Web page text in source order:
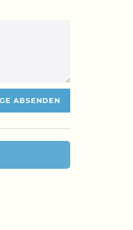
ABSENDEN